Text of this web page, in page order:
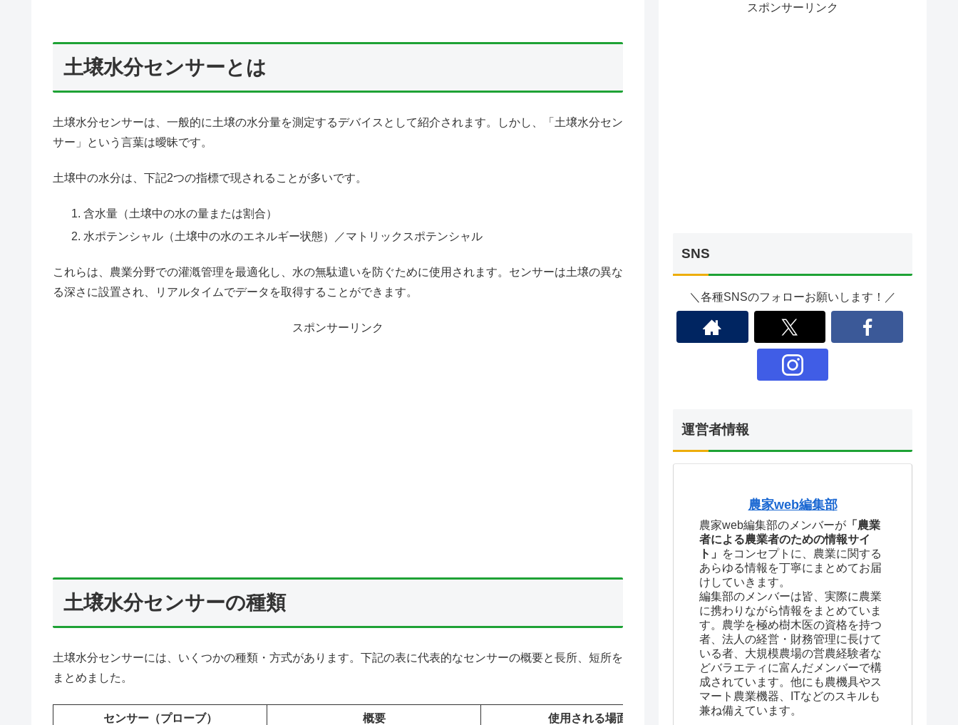
土壌水分センサーとは
土壌水分センサーは、一般的に土壌の水分量を測定するデバイスとして紹介されます。しかし、「土壌水分セン
サー」という言葉は曖昧です。
土壌中の水分は、下記2つの指標で現されることが多いです。
含水量（土壌中の水の量または割合）
水ポテンシャル（土壌中の水のエネルギー状態）／マトリックスポテンシャル
これらは、農業分野での灌漑管理を最適化し、水の無駄遣いを防ぐために使用されます。センサーは土壌の異な
る深さに設置され、リアルタイムでデータを取得することができます。
スポンサーリンク
土壌水分センサーの種類
土壌水分センサーには、いくつかの種類・方式があります。下記の表に代表的なセンサーの概要と長所、短所を
まとめました。
センサー（プローブ） 概要 使用される場面 長所
スポンサーリンク
SNS
＼各種SNSのフォローお願いします！／
運営者情報
農家web編集部
農家web編集部のメンバーが 「農業
者による農業者のための情報サイ
ト」
をコンセプトに、農業に関する
あらゆる情報を丁寧にまとめてお届
けしていきます。
編集部のメンバーは皆、実際に農業
に携わりながら情報をまとめていま
す。農学を極め樹木医の資格を持つ
者、法人の経営・財務管理に長けて
いる者、大規模農場の営農経験者な
どバラエティに富んだメンバーで構
成されています。他にも農機具やス
マート農業機器、ITなどのスキルも
兼ね備えています。